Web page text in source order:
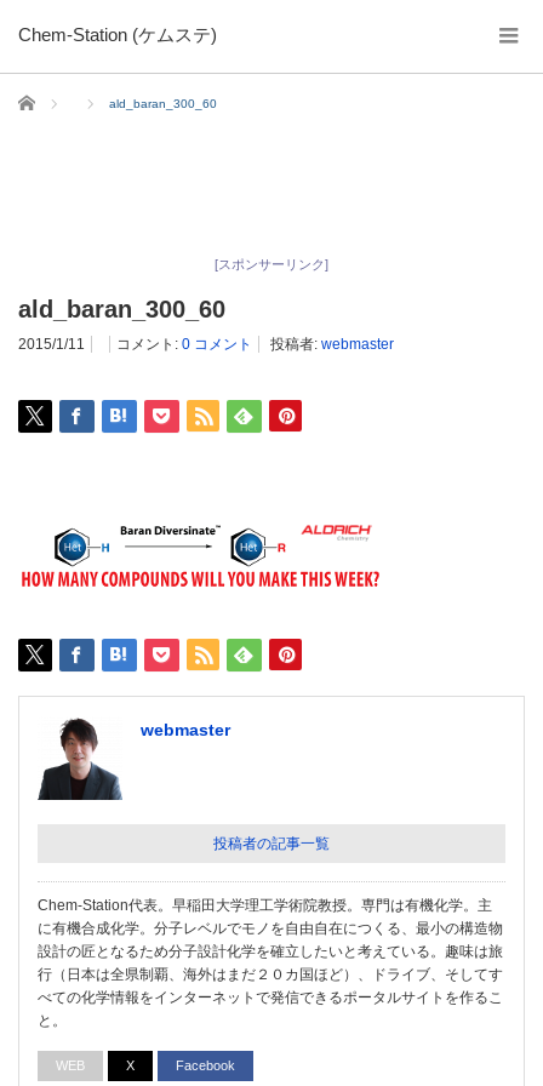
Chem-Station (ケムステ)
ホーム ald_baran_300_60
[スポンサーリンク]
ald_baran_300_60
2015/1/11 コメント: 0 コメント 投稿者: webmaster
webmaster
投稿者の記事一覧
Chem-Station代表。早稲田大学理工学術院教授。専門は有機化学。主
に有機合成化学。分子レベルでモノを自由自在につくる、最小の構造物
設計の匠となるため分子設計化学を確立したいと考えている。趣味は旅
行（日本は全県制覇、海外はまだ２０カ国ほど）、ドライブ、そしてす
べての化学情報をインターネットで発信できるポータルサイトを作るこ
と。
WEB X Facebook